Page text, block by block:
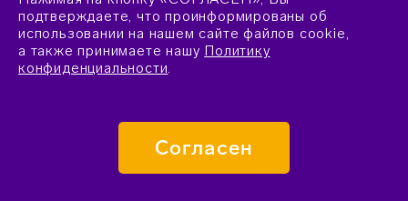
Евгений Миронов в «Сириусе» рассказал о
подтверждаете, что проинформированы об
использовании на нашем сайте файлов cookie,
а также принимаете нашу Политику
конфиденциальности.
Согласен